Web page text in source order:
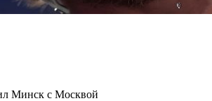
Минск с Москвой